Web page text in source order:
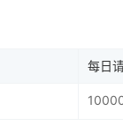
每日